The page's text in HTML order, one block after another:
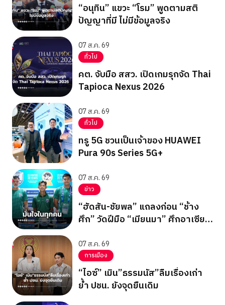
“อนุทิน” แขวะ “โรม” พูดตามสติ
ปัญญาที่มี ไม่มีข้อมูลจริง
07 ส.ค. 69
ทั่วไป
คต. จับมือ สสว. เปิดเกมรุกจัด Thai
Tapioca Nexus 2026
07 ส.ค. 69
ทั่วไป
ทรู 5G ชวนเป็นเจ้าของ HUAWEI
Pura 90s Series 5G+
07 ส.ค. 69
ข่าว
“ฮัดสัน-ชัยพล” แถลงก่อน “ช้าง
ศึก” วัดฝีมือ “เมียนมา” ศึกอาเซียน
07 ส.ค. 69
การเมือง
“ไอซ์” เมิน”ธรรมนัส”ลืมเรื่องเก่า
ย้ำ ปชน. ยังจุดยืนเดิม